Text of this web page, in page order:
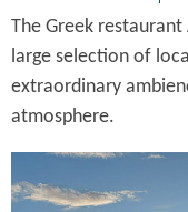
The Greek
large selection of
extraordinary
atmosphere.